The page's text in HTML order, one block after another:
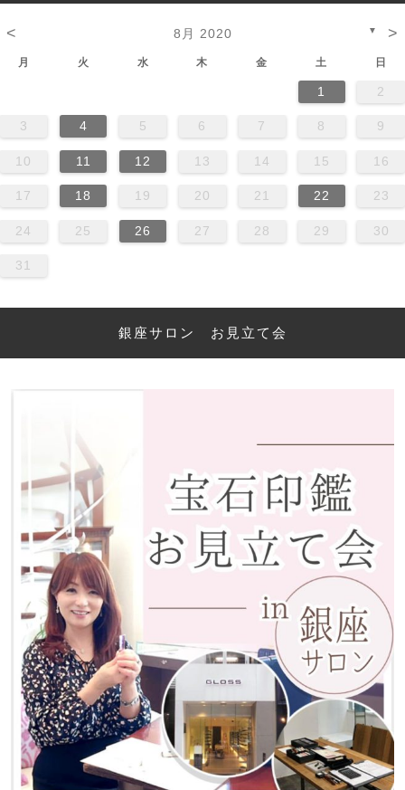
< 8月 2020 ▼ >
月 火 水 木 金 土 日
1 2
3 4 5 6 7 8 9
10 11 12 13 14 15 16
17 18 19 20 21 22 23
24 25 26 27 28 29 30
31
銀座サロン お見立て会